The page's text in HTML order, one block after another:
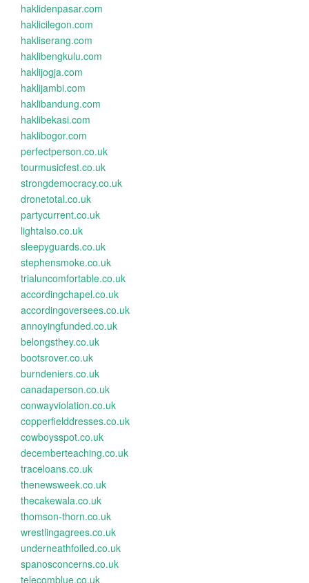
haklidenpasar.com
haklicilegon.com
hakliserang.com
haklibengkulu.com
haklijogja.com
haklijambi.com
haklibandung.com
haklibekasi.com
haklibogor.com
perfectperson.co.uk
tourmusicfest.co.uk
strongdemocracy.co.uk
dronetotal.co.uk
partycurrent.co.uk
lightalso.co.uk
sleepyguards.co.uk
stephensmoke.co.uk
trialuncomfortable.co.uk
accordingchapel.co.uk
accordingoversees.co.uk
annoyingfunded.co.uk
belongsthey.co.uk
bootsrover.co.uk
burndeniers.co.uk
canadaperson.co.uk
conwayviolation.co.uk
copperfielddresses.co.uk
cowboysspot.co.uk
decemberteaching.co.uk
traceloans.co.uk
thenewsweek.co.uk
thecakewala.co.uk
thomson-thorn.co.uk
wrestlingagrees.co.uk
underneathfoiled.co.uk
spanosconcerns.co.uk
telecomblue.co.uk